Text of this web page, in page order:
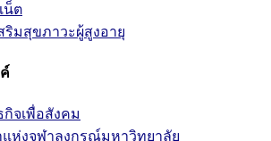
น็ต
ริมสุขภาวะผู้สูงอายุ
จเพื่อสังคม
ห่งจุฬาลงกรณ์มหาวิทยาลัย